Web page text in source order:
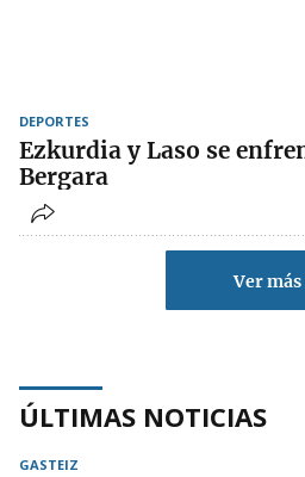
DEPORTES
Ezkurdia y Laso se
Bergara
Ver más
ÚLTIMAS NOTICIAS
GASTEIZ